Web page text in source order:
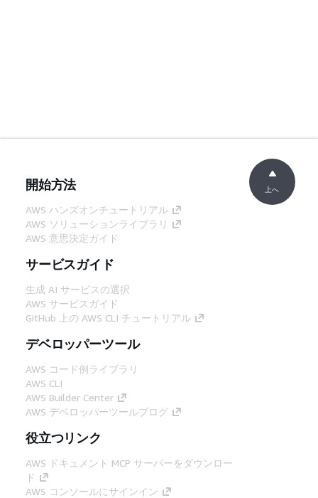
開始方法
AWS ハンズオンチュートリアル
AWS ソリューションライブラリ
AWS 意思決定ガイド
サービスガイド
生成 AI サービスの選択
AWS サービスガイド
GitHub 上の AWS CLI チュートリアル
デベロッパーツール
AWS コード例ライブラリ
AWS CLI
AWS Builder Center
AWS デベロッパーツールブログ
役立つリンク
AWS ドキュメント MCP サーバーをダウンロー
ド
AWS コンソールにサインイン
上へ